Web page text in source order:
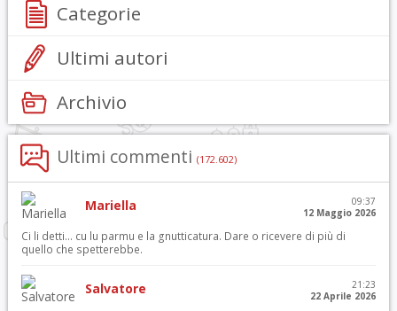
Categorie
Ultimi autori
Archivio
Ultimi commenti (172.602)
Mariella
09:37
12 Maggio 2026
Ci li detti… cu lu parmu e la gnutticatura. Dare o ricevere di più di
quello che spetterebbe.
Salvatore
21:23
22 Aprile 2026